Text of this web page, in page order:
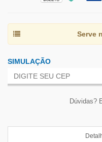
Serve
SIMULAÇÃO
Dúvidas?